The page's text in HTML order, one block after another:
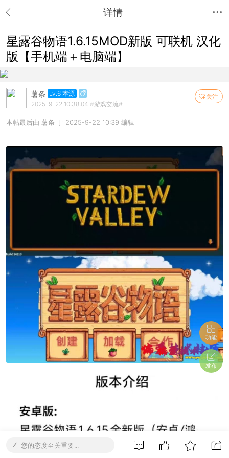
详情
星露谷物语1.6.15MOD新版 可联机 汉化
版【手机端＋电脑端】
关注
薯条 Lv.6 本源
2025-9-22 10:38:04 #游戏交流#
本帖最后由 薯条 于 2025-9-22 10:39 编辑
您的态度至关重要...
功能
发布